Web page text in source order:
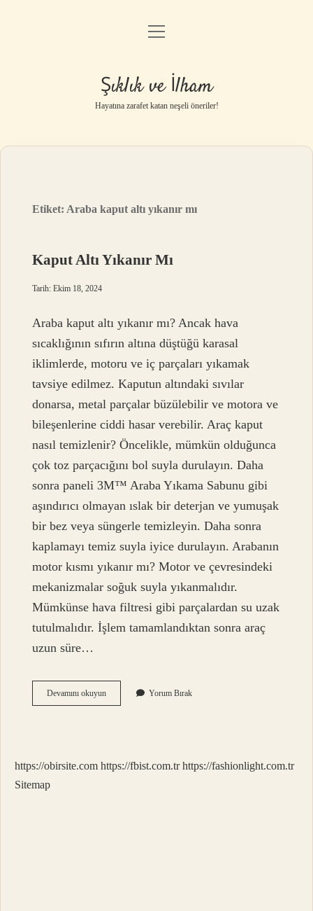
Anasayfa
Gizlilik Politikası
Yasal Uyarı
menüyü
Şıklık ve İlham
Hayatına zarafet katan neşeli öneriler!
Etiket: Araba kaput altı yıkanır mı
Kaput Altı Yıkanır Mı
Tarih: Ekim 18, 2024
Araba kaput altı yıkanır mı? Ancak hava
sıcaklığının sıfırın altına düştüğü karasal
iklimlerde, motoru ve iç parçaları yıkamak
tavsiye edilmez. Kaputun altındaki sıvılar
donarsa, metal parçalar büzülebilir ve motora ve
bileşenlerine ciddi hasar verebilir. Araç kaput
nasıl temizlenir? Öncelikle, mümkün olduğunca
çok toz parçacığını bol suyla durulayın. Daha
sonra paneli 3M™ Araba Yıkama Sabunu gibi
aşındırıcı olmayan ıslak bir deterjan ve yumuşak
bir bez veya süngerle temizleyin. Daha sonra
kaplamayı temiz suyla iyice durulayın. Arabanın
motor kısmı yıkanır mı? Motor ve çevresindeki
mekanizmalar soğuk suyla yıkanmalıdır.
Mümkünse hava filtresi gibi parçalardan su uzak
tutulmalıdır. İşlem tamamlandıktan sonra araç
uzun süre…
Devamını okuyunKaput
Altı
Yorum Bırak
https://obirsite.com https://fbist.com.tr https://fashionlight.com.tr
Sitemap